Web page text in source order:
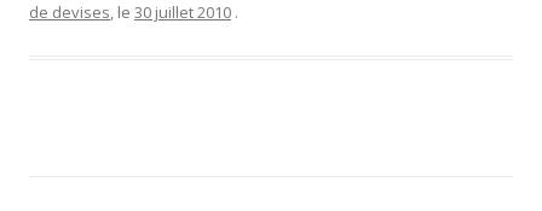
de devises, le 30 juillet 2010 .